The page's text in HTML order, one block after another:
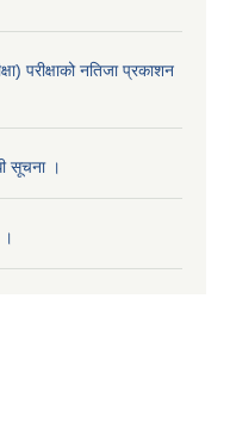
परीक्षाको नतिजा प्रकाशन
सूचना ।
।